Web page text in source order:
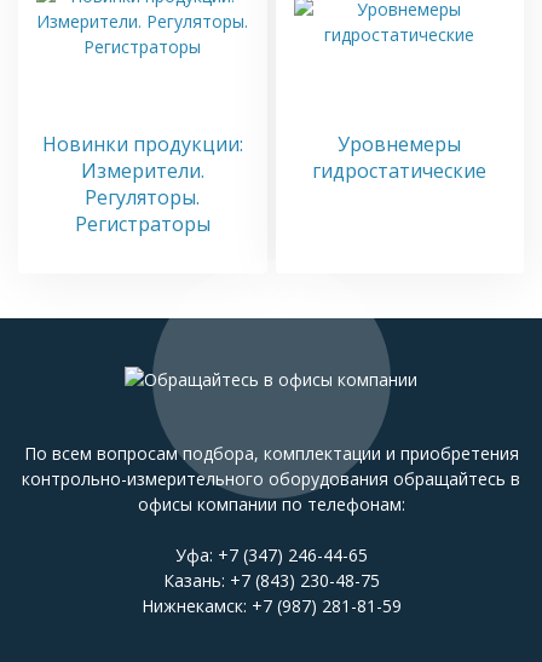
Новинки продукции:
Измерители.
Регуляторы.
Регистраторы
Уровнемеры
гидростатические
По всем вопросам подбора, комплектации и приобретения
контрольно-измерительного оборудования обращайтесь в
офисы компании по телефонам:
Уфа: +7 (347) 246-44-65
Казань: +7 (843) 230-48-75
Нижнекамск: +7 (987) 281-81-59